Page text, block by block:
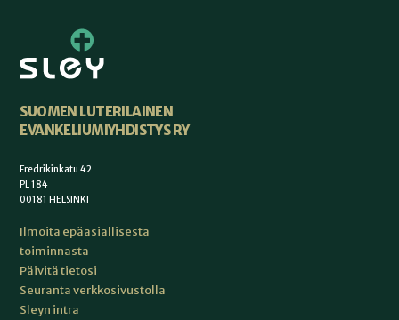
SUOMEN LUTERILAINEN
EVANKELIUMIYHDISTYS RY
Fredrikinkatu 42
PL 184
00181 HELSINKI
Ilmoita epäasiallisesta
toiminnasta
Päivitä tietosi
Seuranta verkkosivustolla
Sleyn intra